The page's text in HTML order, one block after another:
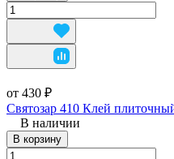
от 430 ₽
Святозар 410 Клей
В наличии
В корзину